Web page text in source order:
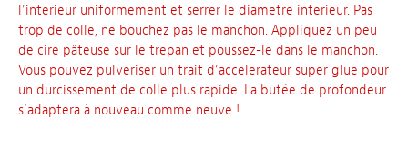
l'intérieur uniformément et serrer le diamètre intérieur. Pas
trop de colle, ne bouchez pas le manchon. Appliquez un peu
de cire pâteuse sur le trépan et poussez-le dans le manchon.
Vous pouvez pulvériser un trait d’accélérateur super glue pour
un durcissement de colle plus rapide. La butée de profondeur
s’adaptera à nouveau comme neuve !